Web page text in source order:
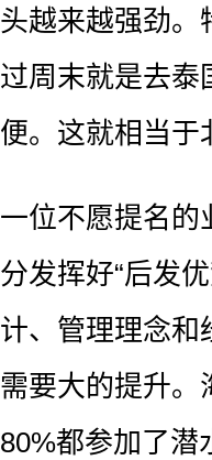
头越来越强劲。
过周末就是去泰
便。这就相当于
一位不愿提名的
分发挥好“后发
计、管理理念和
需要大的提升
80%都参加了潜